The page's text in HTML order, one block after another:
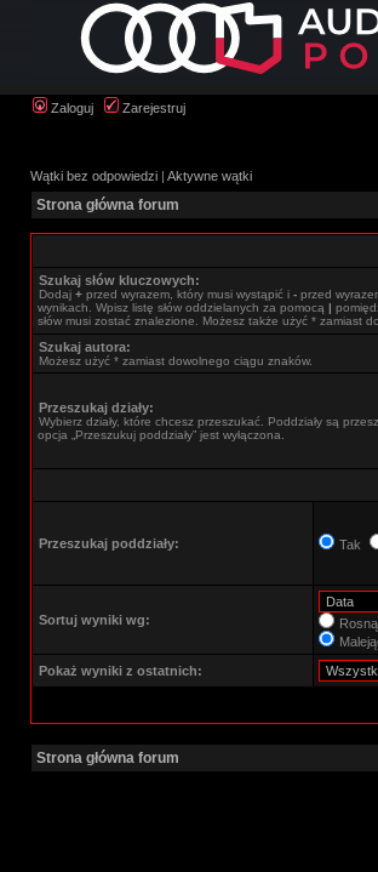
Zaloguj Zarejestruj
Wątki bez odpowiedzi | Aktywne wątki
Strona główna forum
Szukaj słów kluczowych:
Dodaj + przed wyrazem, który musi wystąpić i - przed
wynikach. Wpisz listę słów oddzielanych za pomocą |
słów musi zostać znalezione. Możesz także użyć * zamiast
Szukaj autora:
Możesz użyć * zamiast dowolnego ciągu znaków.
Przeszukaj działy:
Wybierz działy, które chcesz przeszukać. Poddziały są
opcja „Przeszukuj poddziały” jest wyłączona.
Przeszukaj poddziały: Tak
Sortuj wyniki wg:
Pokaż wyniki z ostatnich:
Strona główna forum